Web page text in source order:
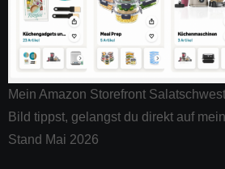
Mein Amazon Storefront
Bild tippst, gelangst du direkt auf
Stand Mai 2026